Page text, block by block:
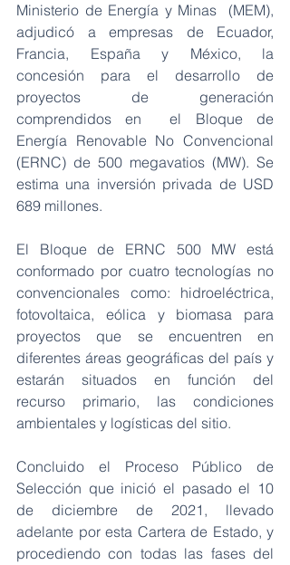
Ministerio de Energía y Minas  (MEM),
adjudicó a empresas de Ecuador,
Francia, España y México, la
concesión para el desarrollo de
proyectos de generación
comprendidos en  el Bloque de
Energía Renovable No Convencional
(ERNC) de 500 megavatios (MW). Se
estima una inversión privada de USD
689 millones.
El Bloque de ERNC 500 MW está
conformado por cuatro tecnologías no
convencionales como: hidroeléctrica,
fotovoltaica, eólica y biomasa para
proyectos que se encuentren en
diferentes áreas geográficas del país y
estarán situados en función del
recurso primario, las condiciones
ambientales y logísticas del sitio.
Concluido el Proceso Público de
Selección que inició el pasado el 10
de diciembre de 2021, llevado
adelante por esta Cartera de Estado, y
procediendo con todas las fases del